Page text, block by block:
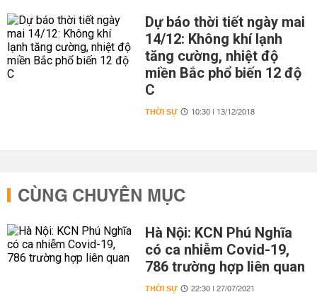
Dự báo thời tiết ngày mai
14/12: Không khí lạnh
tăng cường, nhiệt độ
miền Bắc phổ biến 12 độ
C
THỜI SỰ 10:30 | 13/12/2018
CÙNG CHUYÊN MỤC
Hà Nội: KCN Phú Nghĩa
có ca nhiễm Covid-19,
786 trường hợp liên quan
THỜI SỰ 22:30 | 27/07/2021